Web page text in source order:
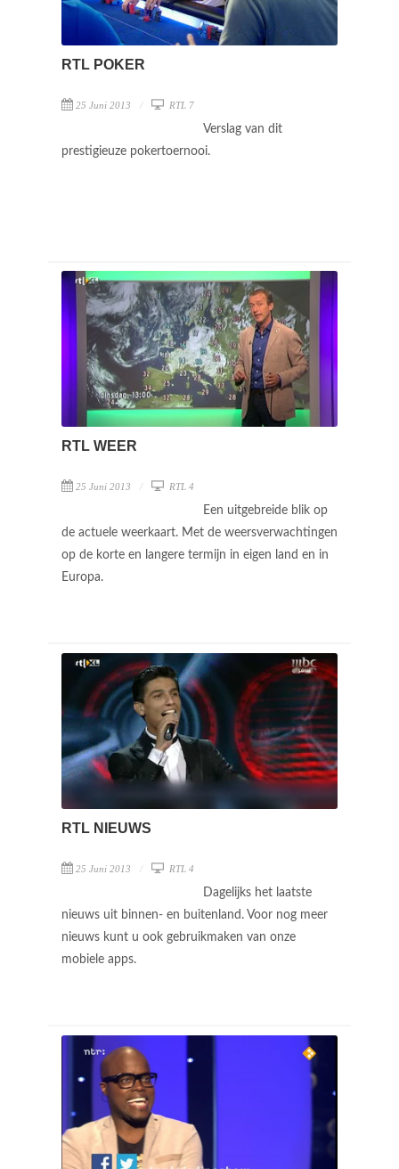
RTL POKER
25 Juni 2013 RTL 7
Verslag van dit
prestigieuze pokertoernooi.
RTL WEER
25 Juni 2013 RTL 4
Een uitgebreide blik op
de actuele weerkaart. Met de weersverwachtingen
op de korte en langere termijn in eigen land en in
Europa.
RTL NIEUWS
25 Juni 2013 RTL 4
Dagelijks het laatste
nieuws uit binnen- en buitenland. Voor nog meer
nieuws kunt u ook gebruikmaken van onze
mobiele apps.